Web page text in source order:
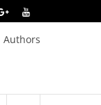
Authors